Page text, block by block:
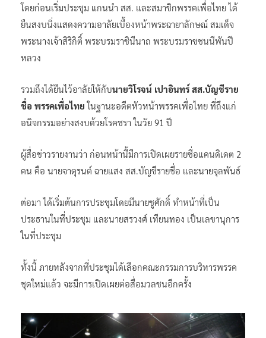
โดยก่อนเริ่มประชุม แกนนำ สส. และสมาชิกพรรคเพื่อไทย ได้
ยืนสงบนิ่งแสดงความอาลัยเบื้องหน้าพระฉายาลักษณ์ สมเด็จ
พระนางเจ้าสิริกิติ์ พระบรมราชินีนาถ พระบรมราชชนนีพันปี
หลวง
รวมถึงได้ยืนไว้อาลัยให้กับนายวิโรจน์ เปาอินทร์ สส.บัญชีราย
ชื่อ พรรคเพื่อไทย ในฐานะอดีตหัวหน้าพรรคเพื่อไทย ที่ถึงแก่
อนิจกรรมอย่างสงบด้วยโรคชรา ในวัย 91 ปี
ผู้สื่อข่าวรายงานว่า ก่อนหน้านี้มีการเปิดเผยรายชื่อแคนดิเดต 2
คน คือ นายจาตุรนต์ ฉายแสง สส.บัญชีรายชื่อ และนายจุลพันธ์
ต่อมา ได้เริ่มต้นการประชุมโดยมีนายชูศักดิ์ ทำหน้าที่เป็น
ประธานในที่ประชุม และนายสรวงศ์ เทียนทอง เป็นเลขานุการ
ในที่ประชุม
ทั้งนี้ ภายหลังจากที่ประชุมได้เลือกคณะกรรมการบริหารพรรค
ชุดใหม่แล้ว จะมีการเปิดเผยต่อสื่อมวลชนอีกครั้ง